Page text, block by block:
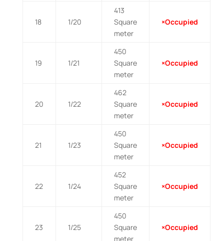
18 1/20
413
Square
meter
×Occupied
19 1/21
450
Square
meter
×Occupied
20 1/22
462
Square
meter
×Occupied
21 1/23
450
Square
meter
×Occupied
22 1/24
452
Square
meter
×Occupied
23 1/25
450
Square
meter
×Occupied